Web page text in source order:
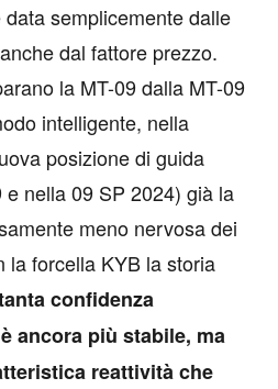
data semplicemente dalle
dal fattore prezzo.
la MT-09 dalla MT-09
intelligente, nella
posizione di guida
nella 09 SP 2024) già la
meno nervosa dei
la forcella KYB la storia
confidenza
ancora più stabile, ma
reattività che